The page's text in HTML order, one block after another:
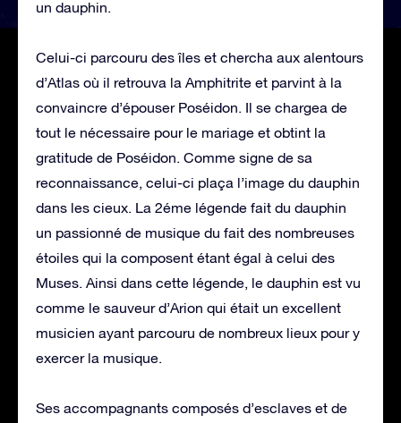
un dauphin.
Celui-ci parcouru des îles et chercha aux alentours
d’Atlas où il retrouva la Amphitrite et parvint à la
convaincre d’épouser Poséidon. Il se chargea de
tout le nécessaire pour le mariage et obtint la
gratitude de Poséidon. Comme signe de sa
reconnaissance, celui-ci plaça l’image du dauphin
dans les cieux. La 2éme légende fait du dauphin
un passionné de musique du fait des nombreuses
étoiles qui la composent étant égal à celui des
Muses. Ainsi dans cette légende, le dauphin est vu
comme le sauveur d’Arion qui était un excellent
musicien ayant parcouru de nombreux lieux pour y
exercer la musique.
Ses accompagnants composés d’esclaves et de